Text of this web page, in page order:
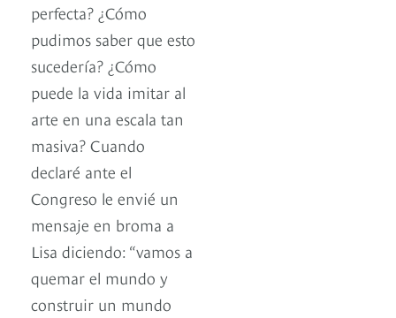
perfecta? ¿Cómo
pudimos saber que esto
sucedería? ¿Cómo
puede la vida imitar al
arte en una escala tan
masiva? Cuando
declaré ante el
Congreso le envié un
mensaje en broma a
Lisa diciendo: “vamos a
quemar el mundo y
construir un mundo